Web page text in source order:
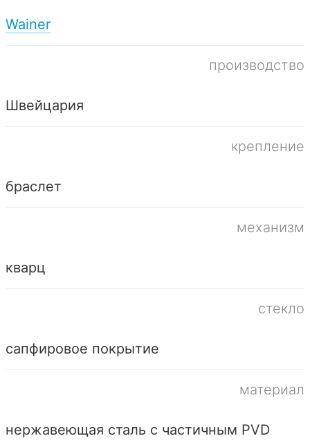
Wainer
производство
Швейцария
крепление
браслет
механизм
кварц
стекло
сапфировое покрытие
материал
нержавеющая сталь с частичным PVD